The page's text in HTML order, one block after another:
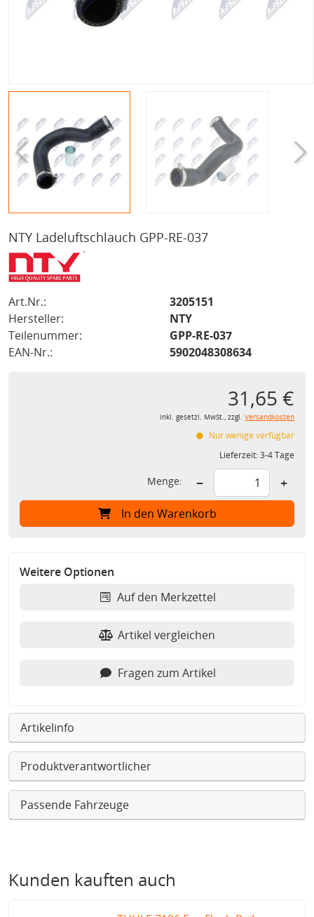
NTY Ladeluftschlauch GPP-RE-037
Art.Nr.:
3205151
Hersteller:
NTY
Teilenummer:
GPP-RE-037
EAN-Nr.:
5902048308634
31,65 €
inkl. gesetzl. MwSt., zzgl. Versandkosten
Nur wenige verfügbar
Lieferzeit:3-4 Tage
Menge: − +
In den Warenkorb
Weitere Optionen
Auf den Merkzettel
Artikel vergleichen
Fragen zum Artikel
Artikelinfo
Produktverantwortlicher
Passende Fahrzeuge
Kunden kauften auch